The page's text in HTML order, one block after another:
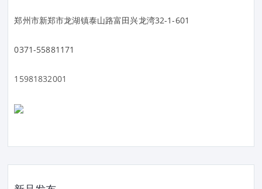
郑州市新郑市龙湖镇泰山路富田兴龙湾32-1-601
0371-55881171
15981832001